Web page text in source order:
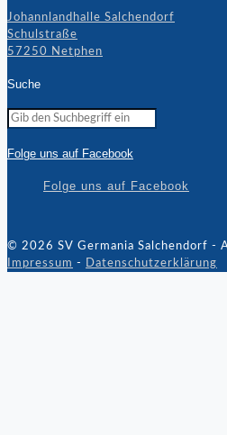
Johannlandhalle Salchendorf
Schulstraße
57250 Netphen
Suche
Folge uns auf Facebook
Folge uns auf Facebook
© 2026 SV Germania Salchendorf -
Impressum - Datenschutzerklärung